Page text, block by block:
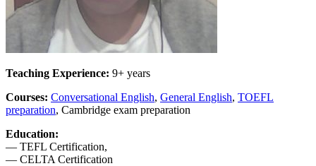
Teaching Experience: 9+ years
Courses: Conversational English, General English, TOEFL
preparation, Cambridge exam preparation
Education:
— TEFL Certification,
— CELTA Certification